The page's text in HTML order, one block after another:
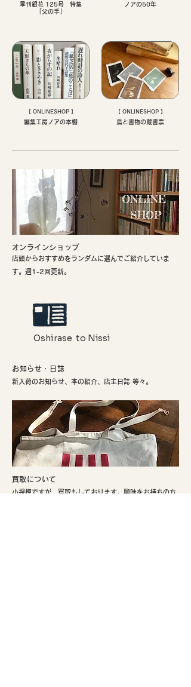
季刊銀花 125号 特集
「父の手」
ノアの50年
【 ONLINESHOP 】
編集工房ノアの本棚
【 ONLINESHOP 】
鳥と書物の蔵書票
​オンラインショップ
店頭からおすすめをランダムに選んでご紹介していま
す。週1-2回更新。
Oshirase to Nissi
お知らせ・日誌
新入荷のお知らせ、本の紹介、店主日誌 等々。
​買取について
小規模ですが、買取もしております。興味をお持ちの方